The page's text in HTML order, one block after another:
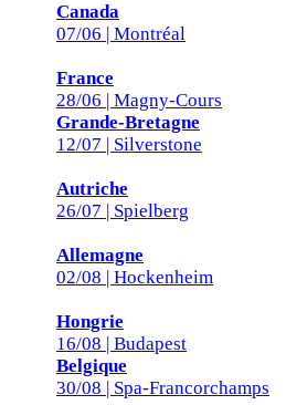
Canada
07/06 | Montréal
France
28/06 | Magny-Cours
Grande-Bretagne
12/07 | Silverstone
Autriche
26/07 | Spielberg
Allemagne
02/08 | Hockenheim
Hongrie
16/08 | Budapest
Belgique
30/08 | Spa-Francorchamps